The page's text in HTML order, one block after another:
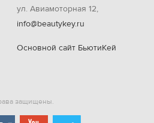
ул. Авиамоторная 12,
info@beautykey.ru
Основной сайт БьютиКей
защищены.